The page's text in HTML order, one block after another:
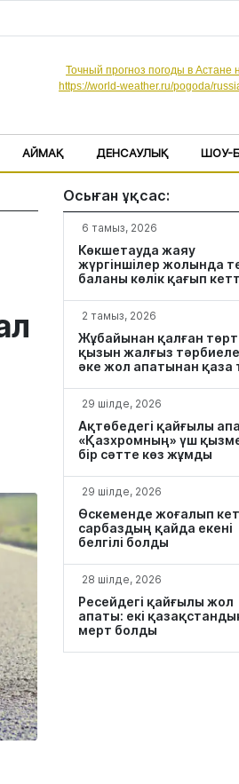
Точный прогноз погоды в Астане
https://world-weather.ru/pogoda/
АЙМАҚ ДЕНСАУЛЫҚ ШОУ-
Осыған ұқсас:
6 тамыз, 2026
Көкшетауда жаяу
жүргіншілер жолында
баланы көлік қағып
2 тамыз, 2026
Жұбайынан қалған төрт
қызын жалғыз
әке жол апатынан қаза
29 шілде, 2026
Ақтөбедегі қайғылы
«Қазхромның» үш
бір сәтте көз жұмды
29 шілде, 2026
Өскеменде жоғалып
сарбаздың қайда екені
белгілі болды
28 шілде, 2026
Ресейдегі қайғылы жол
апаты: екі
мерт болды